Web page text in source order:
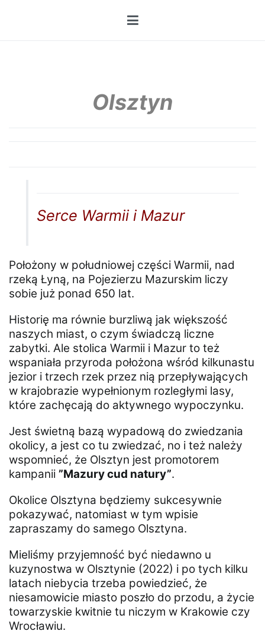
Olsztyn
Serce Warmii i Mazur
Położony w południowej części Warmii, nad
rzeką Łyną, na Pojezierzu Mazurskim liczy
sobie już ponad 650 lat.
Historię ma równie burzliwą jak większość
naszych miast, o czym świadczą liczne
zabytki. Ale stolica Warmii i Mazur to też
wspaniała przyroda położona wśród kilkunastu
jezior i trzech rzek przez nią przepływających
w krajobrazie wypełnionym rozległymi lasy,
które zachęcają do aktywnego wypoczynku.
Jest świetną bazą wypadową do zwiedzania
okolicy, a jest co tu zwiedzać, no i też należy
wspomnieć, że Olsztyn jest promotorem
kampanii ”Mazury cud natury”.
Okolice Olsztyna będziemy sukcesywnie
pokazywać, natomiast w tym wpisie
zapraszamy do samego Olsztyna.
Mieliśmy przyjemność być niedawno u
kuzynostwa w Olsztynie (2022) i po tych kilku
latach niebycia trzeba powiedzieć, że
niesamowicie miasto poszło do przodu, a życie
towarzyskie kwitnie tu niczym w Krakowie czy
Wrocławiu.